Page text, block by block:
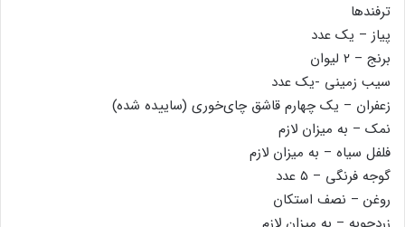
ترفندها
پیاز – یک عدد
برنج – ۲ لیوان
سیب زمینی -یک عدد
زعفران – یک چهارم قاشق چای‌خوری (ساییده شده)
نمک – به میزان لازم
فلفل سیاه – به میزان لازم
گوجه فرنگی – ۵ عدد
روغن – نصف استکان